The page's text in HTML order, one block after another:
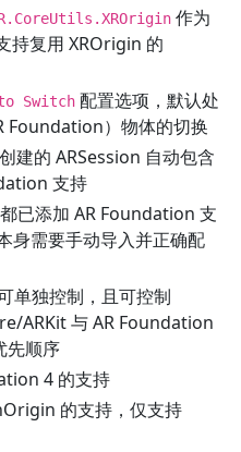
作为
持复用 XROrigin 的
Switch 配置选项，默认处
Foundation）物体的切换
建的 ARSession 自动包含
支持
已添加 AR Foundation 支
身需要手动导入并正确配
单独控制，且可控制
ARKit 与 AR Foundation
先顺序
4 的支持
的支持，仅支持